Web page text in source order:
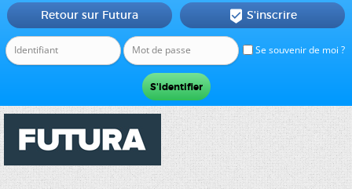
Se souvenir de moi ?
Retour sur Futura  S'inscrire